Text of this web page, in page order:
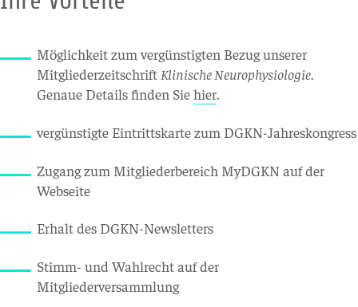
Möglichkeit zum vergünstigten Bezug unserer
Mitgliederzeitschrift Klinische Neurophysiologie.
Genaue Details finden Siehier.
vergünstigte Eintrittskarte zum DGKN-Jahreskongress
Zugang zum Mitgliederbereich MyDGKN auf der
Webseite
Erhalt des DGKN-Newsletters
Stimm- und Wahlrecht auf der
Mitgliederversammlung